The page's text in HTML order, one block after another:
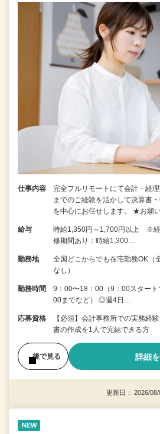
仕事内容
完全フルリモートにて会計・経
までのご経験を活かして決算書
を中⼼にお任せします。 ★お願
給与
時給1,350円～1,700円以上 ※経
修期間あり：時給1,300…
勤務地
全国どこからでも在宅勤務OK（
なし）
勤務時間
9：00〜18：00（9：00スター
00までなど） ◎週4日…
応募資格
【必須】会計事務所での実務経
書の作成を1人で完結できる方
後で見る 詳細
更新日： 2026/
NEW